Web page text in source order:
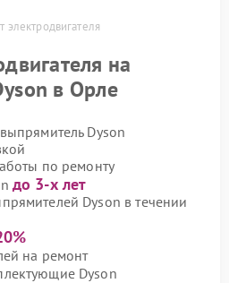
на
в Орле
Dyson
по ремонту
до 3-х лет
Dyson в течении
на ремонт
Dyson